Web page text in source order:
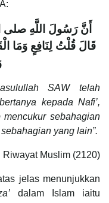
أَنَّ رَسُولَ اللَّهِ صلى
قَالَ قُلْتُ لِنَافِعٍ وَمَا
SAW telah
kepada Nafi’,
mencukur sebahagian
yang lain”.
Riwayat Muslim (2120)
jelas menunjukkan
dalam Islam iaitu